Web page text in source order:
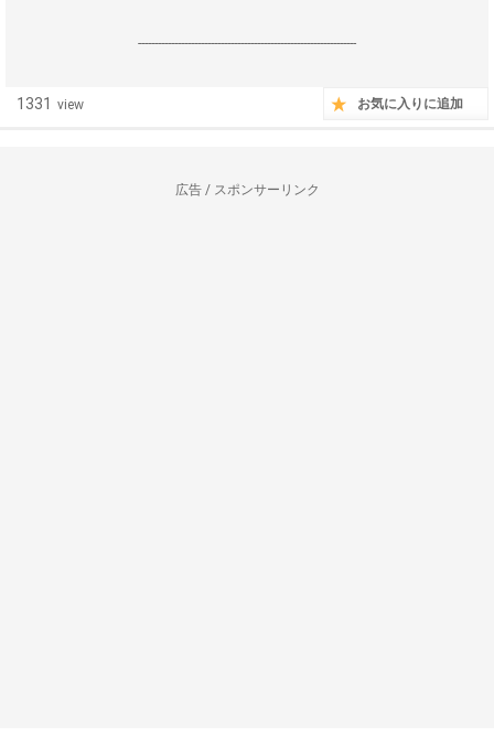
------------------------------------------------------------------
1331 view お気に入りに追加
広告 / スポンサーリンク